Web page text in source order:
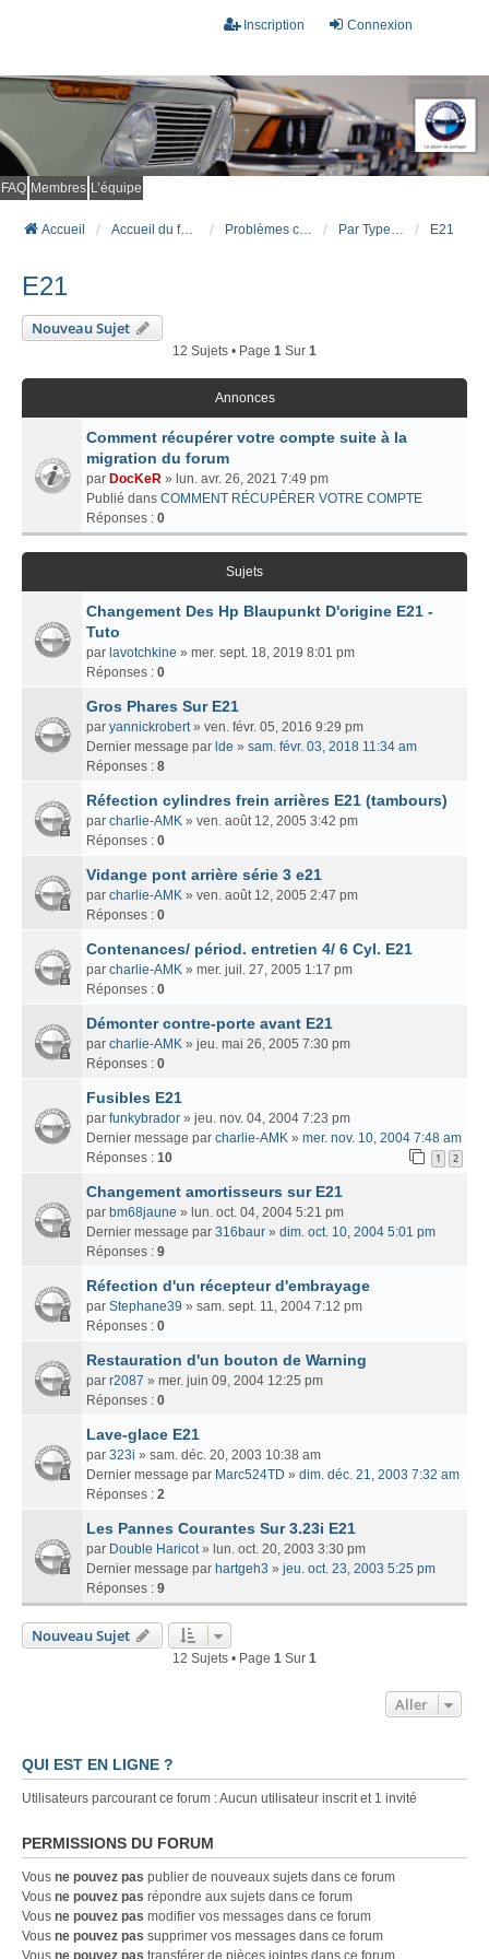
Connexion
Inscription
FAQ Membres L’équipe
Accueil Accueil du forum Problèmes connus et résolus (FAQ) Par Type Carrosserie E21
E21
Nouveau Sujet
12 Sujets • Page 1 Sur 1
Annonces
Comment récupérer votre compte suite à la
migration du forum
par DocKeR » lun. avr. 26, 2021 7:49 pm
Publié dans COMMENT RÉCUPÉRER VOTRE COMPTE
Réponses : 0
Sujets
Changement Des Hp Blaupunkt D'origine E21 -
Tuto
par lavotchkine » mer. sept. 18, 2019 8:01 pm
Réponses : 0
Gros Phares Sur E21
par yannickrobert» ven. févr. 05, 2016 9:29 pm
Dernier message par lde » sam. févr. 03, 2018 11:34 am
Réponses : 8
Réfection cylindres frein arrières E21 (tambours)
par charlie-AMK » ven. août 12, 2005 3:42 pm
Réponses : 0
Vidange pont arrière série 3 e21
par charlie-AMK » ven. août 12, 2005 2:47 pm
Réponses : 0
Contenances/ périod. entretien 4/ 6 Cyl. E21
par charlie-AMK » mer. juil. 27, 2005 1:17 pm
Réponses : 0
Démonter contre-porte avant E21
par charlie-AMK » jeu. mai 26, 2005 7:30 pm
Réponses : 0
Fusibles E21
par funkybrador » jeu. nov. 04, 2004 7:23 pm
Dernier message par charlie-AMK » mer. nov. 10, 2004 7:48 am
Réponses : 10 1 2
Changement amortisseurs sur E21
par bm68jaune » lun. oct. 04, 2004 5:21 pm
Dernier message par 316baur » dim. oct. 10, 2004 5:01 pm
Réponses : 9
Réfection d'un récepteur d'embrayage
par Stephane39 » sam. sept. 11, 2004 7:12 pm
Réponses : 0
Restauration d'un bouton de Warning
par r2087 » mer. juin 09, 2004 12:25 pm
Réponses : 0
Lave-glace E21
par 323i » sam. déc. 20, 2003 10:38 am
Dernier message par Marc524TD » dim. déc. 21, 2003 7:32 am
Réponses : 2
Les Pannes Courantes Sur 3.23i E21
par Double Haricot» lun. oct. 20, 2003 3:30 pm
Dernier message par hartgeh3 » jeu. oct. 23, 2003 5:25 pm
Réponses : 9
Nouveau Sujet
12 Sujets • Page 1 Sur 1
Aller
QUI EST EN LIGNE ?
Utilisateurs parcourant ce forum : Aucun utilisateur inscrit et 1 invité
PERMISSIONS DU FORUM
Vous ne pouvez pas publier de nouveaux sujets dans ce forum
Vous ne pouvez pas répondre aux sujets dans ce forum
Vous ne pouvez pas modifier vos messages dans ce forum
Vous ne pouvez pas supprimer vos messages dans ce forum
Vous ne pouvez pas transférer de pièces jointes dans ce forum